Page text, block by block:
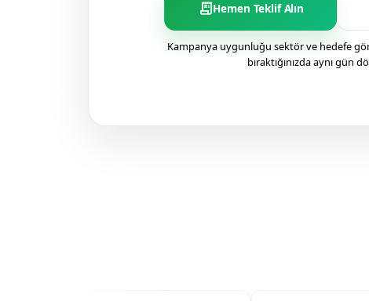
receipt_longHemen Teklif Alın
Kampanya uygunluğu sektör ve hedefe
bıraktığınızda aynı gün